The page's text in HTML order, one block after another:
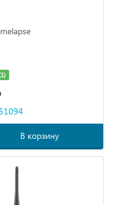
В корзину